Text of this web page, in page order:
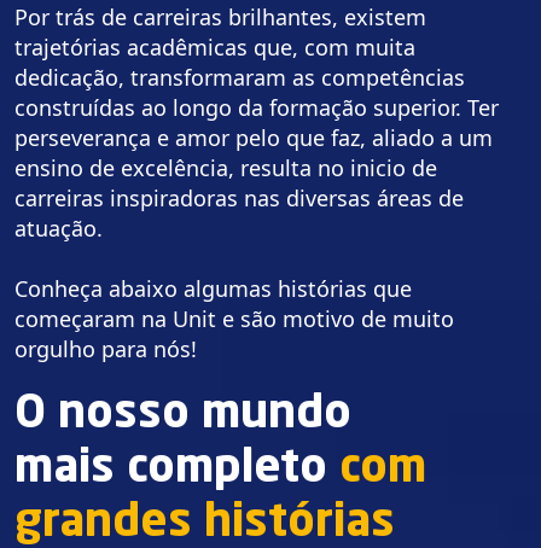
Por trás de carreiras brilhantes, existem
trajetórias acadêmicas que, com muita
dedicação, transformaram as competências
construídas ao longo da formação superior. Ter
perseverança e amor pelo que faz, aliado a um
ensino de excelência, resulta no inicio de
carreiras inspiradoras nas diversas áreas de
atuação.
Conheça abaixo algumas histórias que
começaram na Unit e são motivo de muito
orgulho para nós!
O nosso mundo
mais completo com
grandes histórias